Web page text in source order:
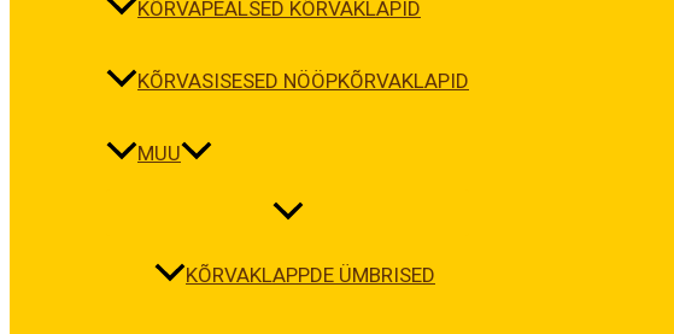
KÕRVAPEALSED KÕRVAKLAPID
KÕRVASISESED NÖÖPKÕRVAKLAPID
MUU
KÕRVAKLAPPDE ÜMBRISED